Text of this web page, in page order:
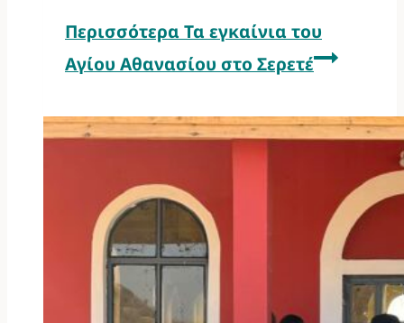
Περισσότερα Τα εγκαίνια του
Αγίου Αθανασίου στο Σερετέ